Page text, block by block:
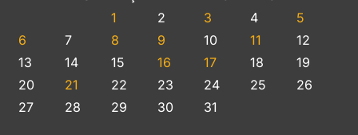
1
2 3 4
5
6
7 8 9 10 11
12
13
14 15 16 17 18
19
20
21 22 23 24 25
26
27
28 29 30 31